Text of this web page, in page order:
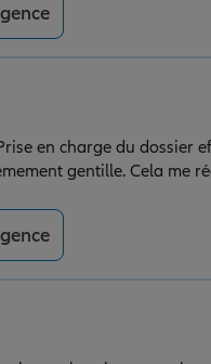
en charge du dossier
cours, je suis ravie de
Merci Mme Chanez.